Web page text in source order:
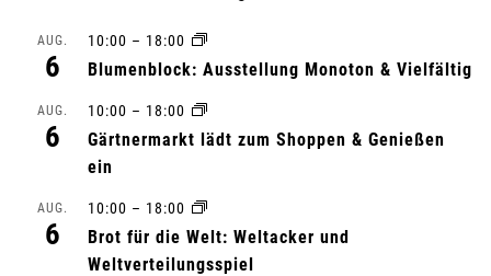
a
AUG.
6
10:00 – 18:00
Blumenblock: Ausstellung Monoton & Vielfältig
AUG.
6
10:00 – 18:00
Gärtnermarkt lädt zum Shoppen & Genießen
ein
AUG.
6
10:00 – 18:00
Brot für die Welt: Weltacker und
Weltverteilungsspiel